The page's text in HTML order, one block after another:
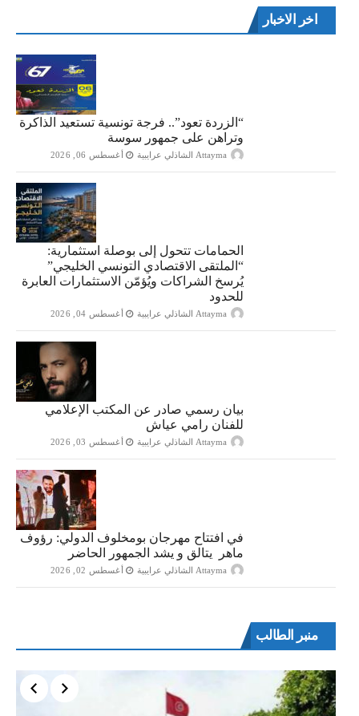
اخر الاخبار
“الزردة تعود”.. فرجة تونسية تستعيد الذاكرة
وتراهن على جمهور سوسة
Attayma الشاذلي عرايبية أغسطس 06, 2026
الحمامات تتحول إلى بوصلة استثمارية:
“الملتقى الاقتصادي التونسي الخليجي”
يُرسخ الشراكات ويُؤمّن الاستثمارات العابرة
للحدود
Attayma الشاذلي عرايبية أغسطس 04, 2026
بيان رسمي صادر عن المكتب الإعلامي
للفنان رامي عياش
Attayma الشاذلي عرايبية أغسطس 03, 2026
في افتتاح مهرجان بومخلوف الدولي: رؤوف
ماهر يتالق و يشد الجمهور الحاضر
Attayma الشاذلي عرايبية أغسطس 02, 2026
منبر الطالب